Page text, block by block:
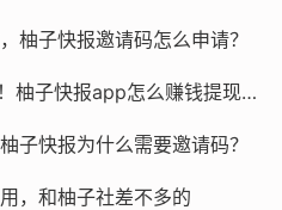
柚子快报邀请码怎么申请？
柚子快报app怎么赚钱的啊！柚子快报app怎么赚钱提现到微信
子快报为什么需要邀请码？
，和柚子社差不多的